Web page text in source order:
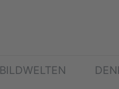
BILDWELTEN